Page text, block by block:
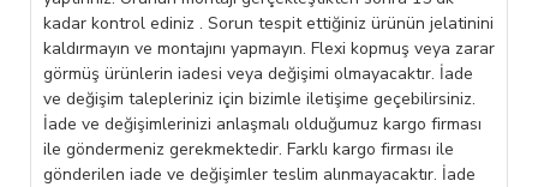
kadar kontrol ediniz . Sorun tespit ettiğiniz ürünün jelatinini
kaldırmayın ve montajını yapmayın. Flexi kopmuş veya zarar
görmüş ürünlerin iadesi veya değişimi olmayacaktır. İade
ve değişim talepleriniz için bizimle iletişime geçebilirsiniz.
İade ve değişimlerinizi anlaşmalı olduğumuz kargo firması
ile göndermeniz gerekmektedir. Farklı kargo firması ile
gönderilen iade ve değişimler teslim alınmayacaktır. İade